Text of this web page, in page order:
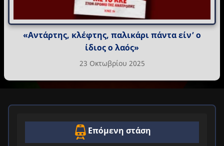
«Αντάρτης, κλέφτης, παλικάρι πάντα είν’ ο
ίδιος ο λαός»
23 Οκτωβρίου 2025
Επόμενη στάση